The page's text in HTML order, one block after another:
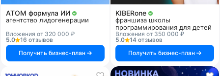
АТОМ формула ИИ
агентство лидогенерации
Вложения от 320 000 ₽
5.0
16 отзывов
Получить бизнес-план
KIBERone
франшиза школы
программирования для детей
Вложения от 350 000 ₽
5.0
14 отзывов
Получить бизнес-план